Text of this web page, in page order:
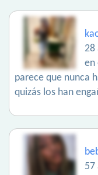
28
en
parece que nunca
quizás los han
57